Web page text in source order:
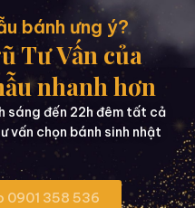
bánh ưng ý?
Tư Vấn của
nhanh hơn
sáng đến 22h đêm tất cả
chọn bánh sinh nhật
0901 358 536